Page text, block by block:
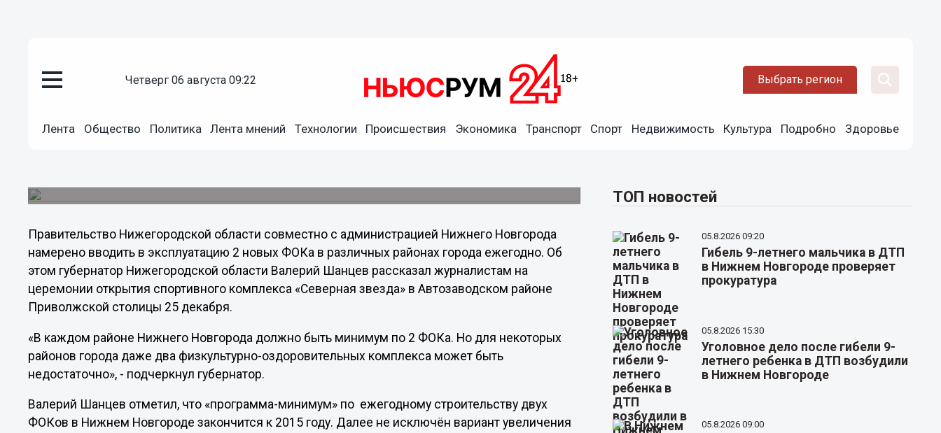
четверг 06 августа 09:22 Выбрать регион
Лента Общество Политика Лента мнений Технологии Происшествия Экономика Транспорт Спорт Недвижимость Культура Подробно Здоровье
«В каждом районе Нижнего Новгорода должно быть
Правительство Нижегородской области совместно с администрацией Нижнего Новгорода
намерено вводить в эксплуатацию 2 новых ФОКа в различных районах города ежегодно. Об
этом губернатор Нижегородской области Валерий Шанцев рассказал журналистам на
церемонии открытия спортивного комплекса «Северная звезда» в Автозаводском районе
Приволжской столицы 25 декабря.
«В каждом районе Нижнего Новгорода должно быть минимум по 2 ФОКа. Но для некоторых
районов города даже два физкультурно-оздоровительных комплекса может быть
недостаточно», - подчеркнул губернатор.
Валерий Шанцев отметил, что «программа-минимум» по ежегодному строительству двух
ФОКов в Нижнем Новгороде закончится к 2015 году. Далее не исключён вариант увеличения
ТОП новостей
05.8.2026 09:20
Гибель 9-летнего мальчика в ДТП
в Нижнем Новгороде проверяет
прокуратура
05.8.2026 15:30
Уголовное дело после гибели 9-
летнего ребенка в ДТП возбудили
в Нижнем Новгороде
05.8.2026 09:00